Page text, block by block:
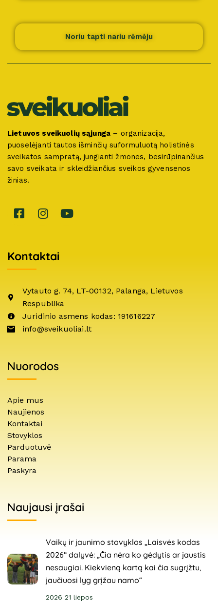
Noriu tapti nariu rėmėju
Lietuvos sveikuolių sąjunga – organizacija,
puoselėjanti tautos išminčių suformuluotą holistinės
sveikatos sampratą, jungianti žmones, besirūpinančius
savo sveikata ir skleidžiančius sveikos gyvensenos
žinias.
Kontaktai
Vytauto g. 74, LT-00132, Palanga, Lietuvos
Respublika
Juridinio asmens kodas: 191616227
info@sveikuoliai.lt
Nuorodos
Apie mus
Naujienos
Kontaktai
Stovyklos
Parduotuvė
Parama
Paskyra
Naujausi įrašai
Vaikų ir jaunimo stovyklos „Laisvės kodas
2026“ dalyvė: „Čia nėra ko gėdytis ar jaustis
nesaugiai. Kiekvieną kartą kai čia sugrįžtu,
jaučiuosi lyg grįžau namo“
2026 21 liepos